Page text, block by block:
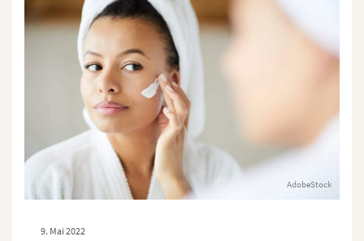
AdobeStock
9. Mai 2022